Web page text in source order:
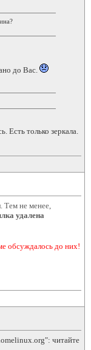
до Вас.
Есть только зеркала.
Тем не менее,
удалена
обсуждалось до них!
читайте